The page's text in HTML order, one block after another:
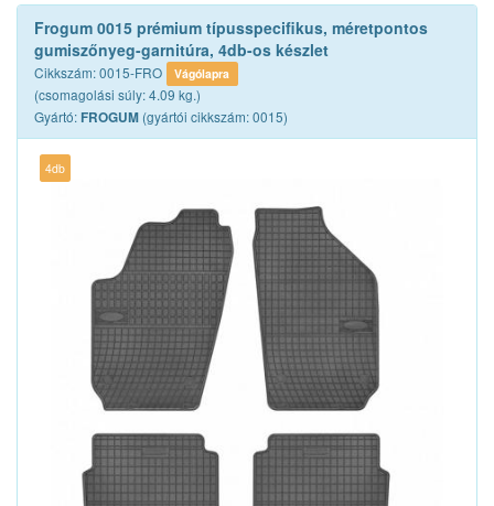
Frogum 0015 prémium típusspecifikus, méretpontos
gumiszőnyeg-garnitúra, 4db-os készlet
Cikkszám: 0015-FRO Vágólapra
(csomagolási súly: 4.09 kg.)
Gyártó: FROGUM (gyártói cikkszám: 0015)
4db